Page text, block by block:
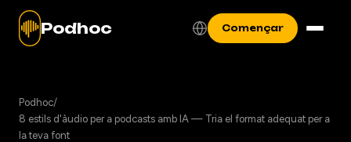
Podhoc Començar
Podhoc/
8 estils d'àudio per a podcasts amb IA — Tria el format adequat per a
la teva font